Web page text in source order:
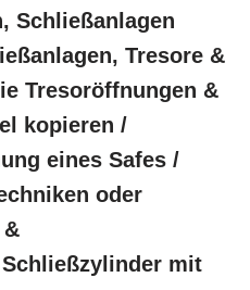
Schließanlagen
Tresore &
Tresoröffnungen &
kopieren /
eines Safes /
oder
mit